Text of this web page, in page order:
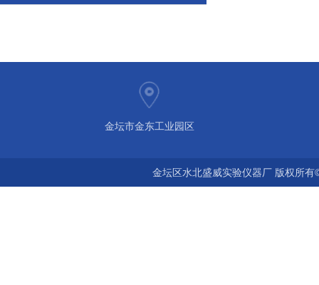
金坛市金东工业园区
金坛区水北盛威实验仪器厂 版权所